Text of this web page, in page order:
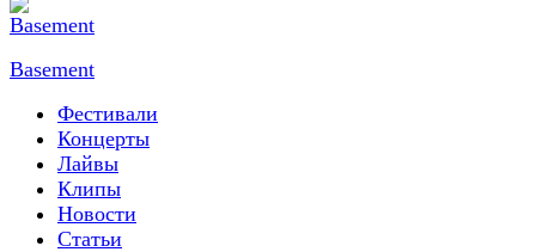
Basement
Фестивали
Концерты
Лайвы
Клипы
Новости
Статьи